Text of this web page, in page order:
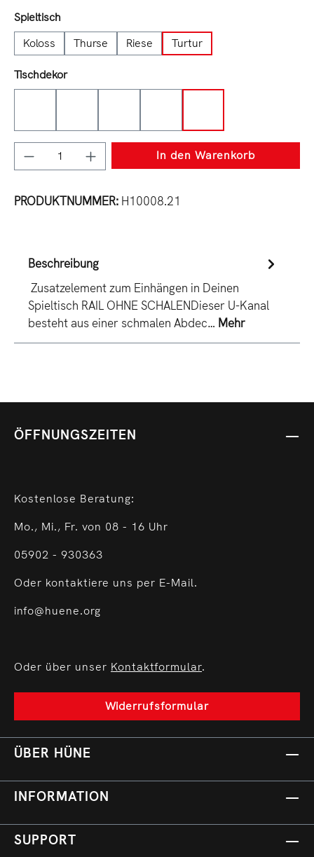
Spieltisch
Koloss
Thurse Riese Turtur
Tischdekorauswählen
Produkt Anzahl: Gib den gewünschten
In den Warenkorb
PRODUKTNUMMER: H10008.21
Beschreibung
Zusatzelement zum Einhängen in Deinen
Spieltisch RAIL OHNE SCHALENDieser U-Kanal
besteht aus einer schmalen Abdec… Mehr
ÖFFNUNGSZEITEN
Kostenlose Beratung:
Mo., Mi., Fr. von 08 - 16 Uhr
05902 - 930363
Oder kontaktiere uns per E-Mail.
info@huene.org
Oder über unser Kontaktformular.
Widerrufsformular
ÜBER HÜNE
INFORMATION
SUPPORT